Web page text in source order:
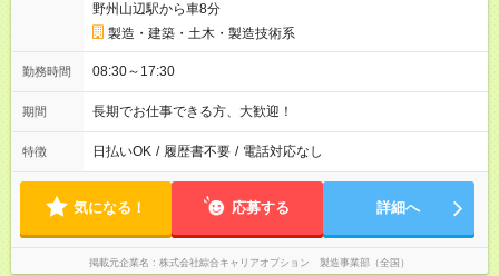
野州山辺駅から車8分
製造・建築・土木・製造技術系
勤務時間 08:30～17:30
期間 長期でお仕事できる方、大歓迎！
特徴 日払いOK / 履歴書不要 / 電話対応なし
気になる！ 応募する 詳細へ
掲載元企業名 株式会社綜合キャリアオプション 製造事業部（全国）